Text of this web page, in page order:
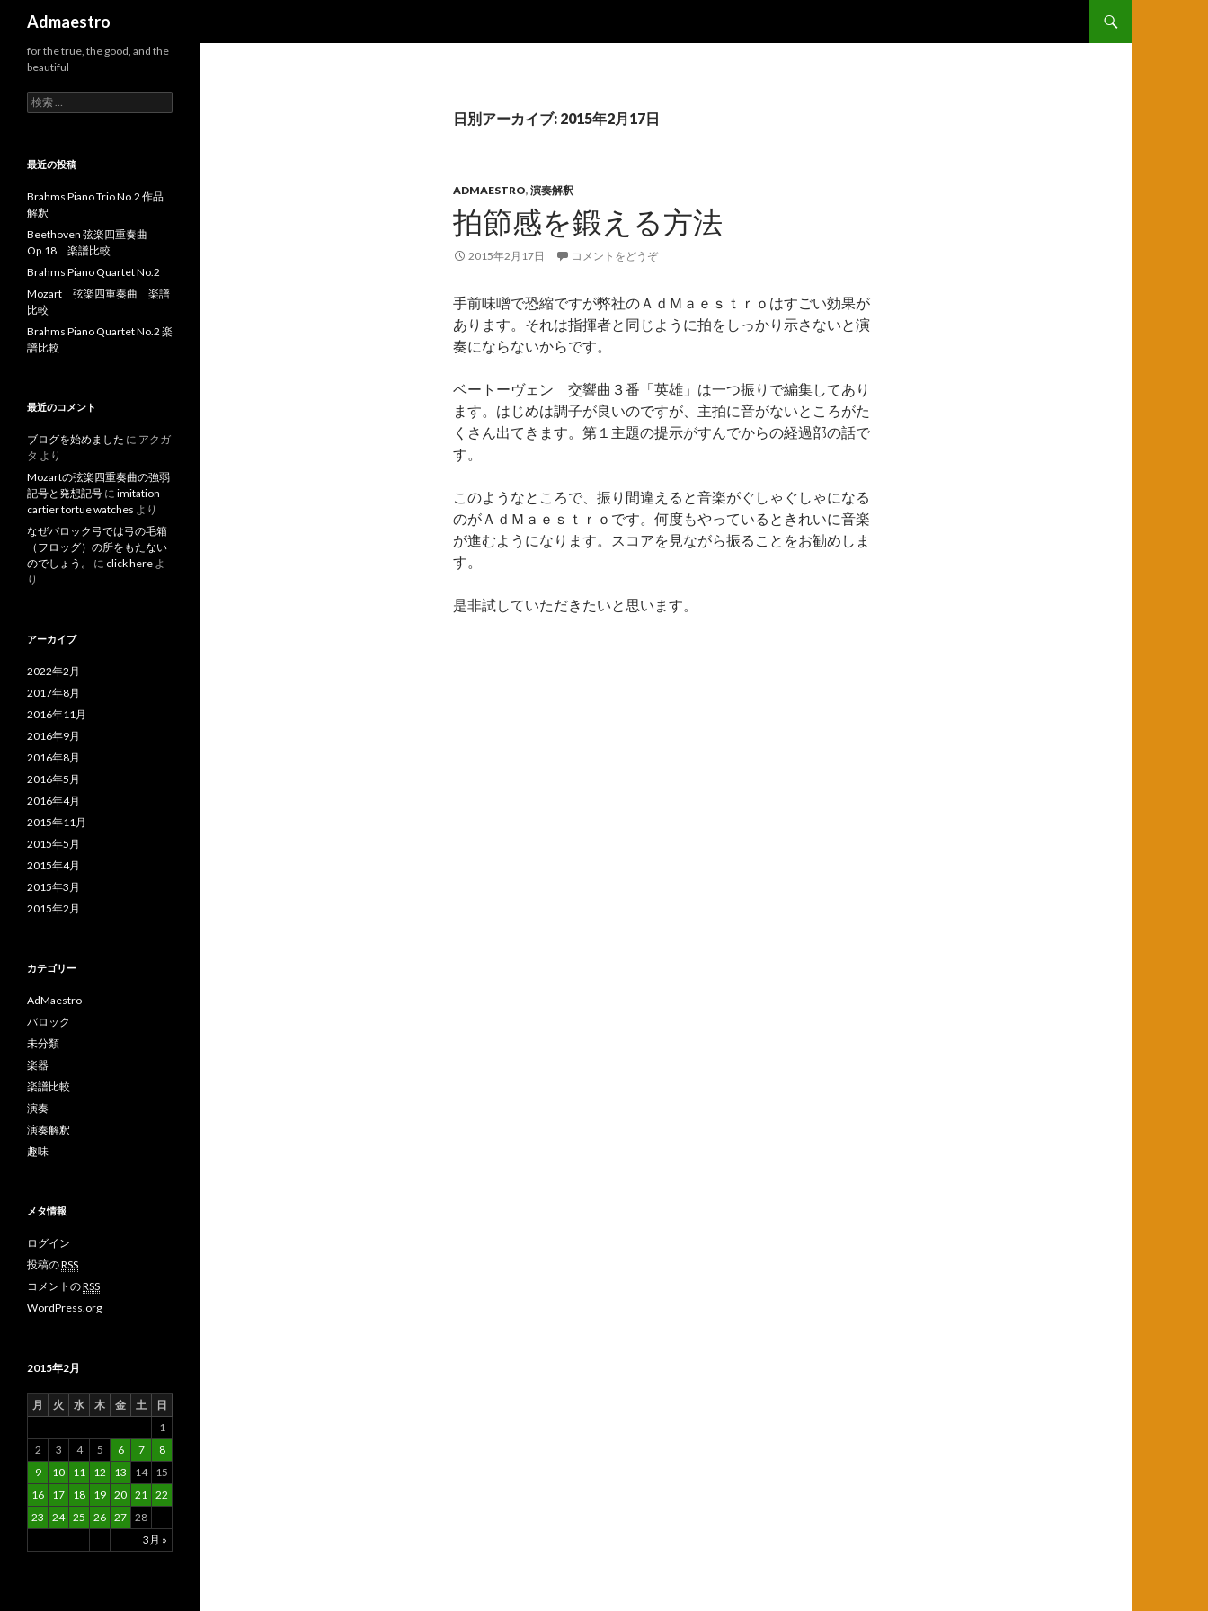
Admaestro
日別アーカイブ: 2015年2月17日
ADMAESTRO, 演奏解釈
拍節感を鍛える方法
2015年2月17日 コメントをどうぞ
手前味噌で恐縮ですが弊社のＡｄＭａｅｓｔｒｏはすごい効果が
あります。それは指揮者と同じように拍をしっかり示さないと演
奏にならないからです。
ベートーヴェン 交響曲３番「英雄」は一つ振りで編集してあり
ます。はじめは調子が良いのですが、主拍に音がないところがた
くさん出てきます。第１主題の提示がすんでからの経過部の話で
す。
このようなところで、振り間違えると音楽がぐしゃぐしゃになる
のがＡｄＭａｅｓｔｒｏです。何度もやっているときれいに音楽
が進むようになります。スコアを見ながら振ることをお勧めしま
す。
是非試していただきたいと思います。
for the true, the good, and the
beautiful
検索:
最近の投稿
Brahms Piano Trio No.2 作品
解釈
Beethoven 弦楽四重奏曲
Op.18 楽譜比較
Brahms Piano Quartet No.2
Mozart 弦楽四重奏曲 楽譜
比較
Brahms Piano Quartet No.2 楽
譜比較
最近のコメント
ブログを始めました に アクガ
タ より
Mozartの弦楽四重奏曲の強弱
記号と発想記号 に imitation
cartier tortue watches より
なぜバロック弓では弓の毛箱
（フロッグ）の所をもたない
のでしょう。
に click here よ
り
アーカイブ
2022年2月
2017年8月
2016年11月
2016年9月
2016年8月
2016年5月
2016年4月
2015年11月
2015年5月
2015年4月
2015年3月
2015年2月
カテゴリー
AdMaestro
バロック
未分類
楽器
楽譜比較
演奏
演奏解釈
趣味
メタ情報
ログイン
投稿のRSS
コメントのRSS
WordPress.org
2015年2月
月 火 水 木 金 土 日
3月 »
1
2
3 4 5 6 7
8
9
10 11 12 13 14
15
16
17 18 19 20 21 22
23
24 25 26 27 28